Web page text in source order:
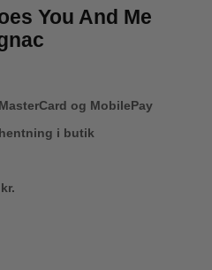
You And Me
og MobilePay
i butik